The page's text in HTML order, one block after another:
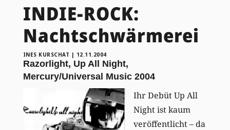
INDIE-ROCK:
Nachtschwärmerei
INES KURSCHAT | 12.11.2004
Razorlight, Up All Night,
Mercury/Universal Music 2004
Ihr Debüt Up All
Night ist kaum
veröffentlicht – da